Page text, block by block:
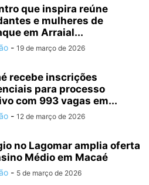
que inspira reúne
e mulheres de
em Arraial...
- 19 de março de 2026
recebe inscrições
para processo
com 993 vagas em...
- 12 de março de 2026
no Lagomar amplia oferta
Médio em Macaé
- 5 de março de 2026